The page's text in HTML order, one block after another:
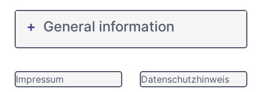
General information
Impressum Datenschutzhinweis